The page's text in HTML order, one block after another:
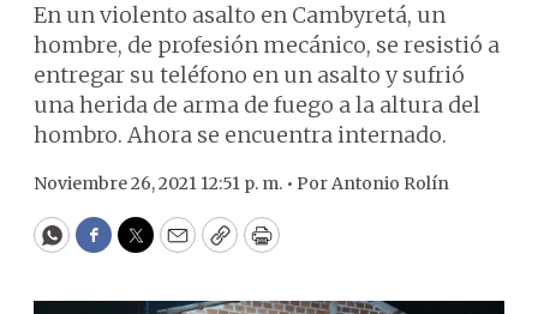
En un violento asalto en Cambyretá, un
hombre, de profesión mecánico, se resistió a
entregar su teléfono en un asalto y sufrió
una herida de arma de fuego a la altura del
hombro. Ahora se encuentra internado.
Noviembre 26, 2021 12:51 p. m. • PorAntonio Rolín
WhatsApp
Facebook
Twitter
EmailCopyPrint